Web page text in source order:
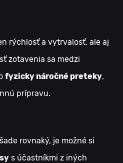
rýchlosť a vytrvalosť, ale aj
zotavenia sa medzi
fyzicky náročné preteky,
prípravu.
rovnaký, je možné si
s účastníkmi z iných